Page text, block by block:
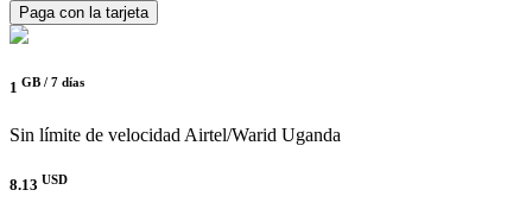
Paga con la tarjeta
1 GB / 7 días
Sin límite de velocidad Airtel/Warid Uganda
8.13 USD